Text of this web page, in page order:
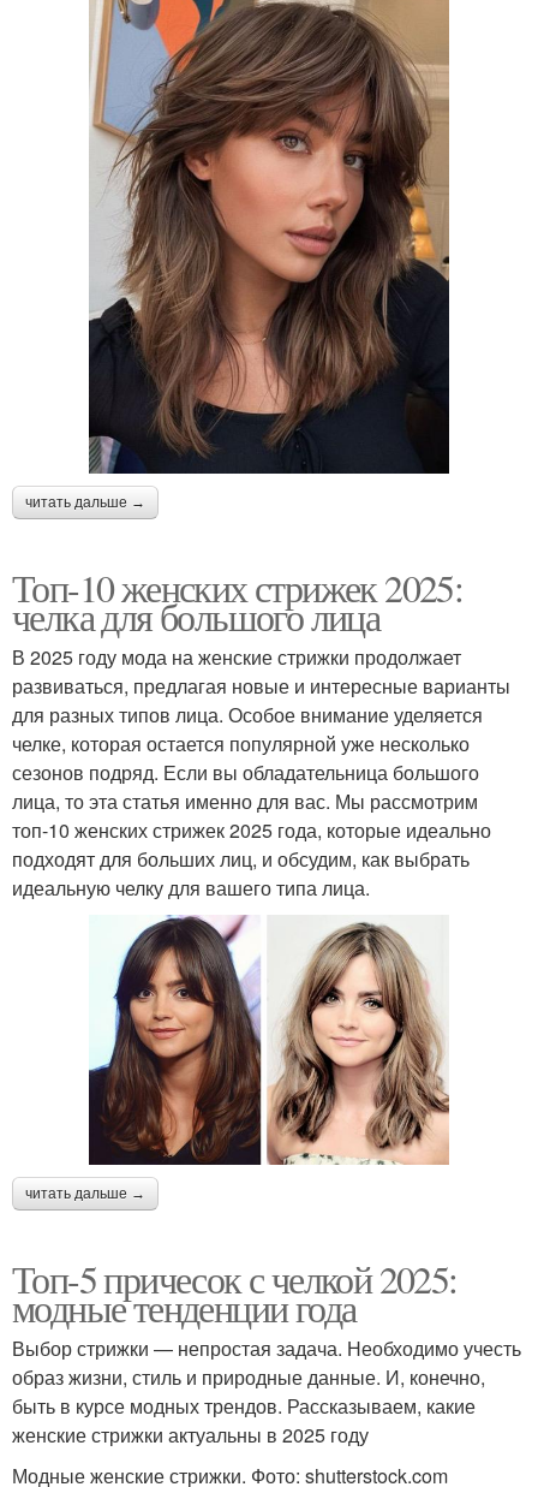
читать дальше →
Топ-10 женских стрижек 2025:
челка для большого лица
В 2025 году мода на женские стрижки продолжает
развиваться, предлагая новые и интересные варианты
для разных типов лица. Особое внимание уделяется
челке, которая остается популярной уже несколько
сезонов подряд. Если вы обладательница большого
лица, то эта статья именно для вас. Мы рассмотрим
топ-10 женских стрижек 2025 года, которые идеально
подходят для больших лиц, и обсудим, как выбрать
идеальную челку для вашего типа лица.
читать дальше →
Топ-5 причесок с челкой 2025:
модные тенденции года
Выбор стрижки — непростая задача. Необходимо учесть
образ жизни, стиль и природные данные. И, конечно,
быть в курсе модных трендов. Рассказываем, какие
женские стрижки актуальны в 2025 году
Модные женские стрижки. Фото: shutterstock.com